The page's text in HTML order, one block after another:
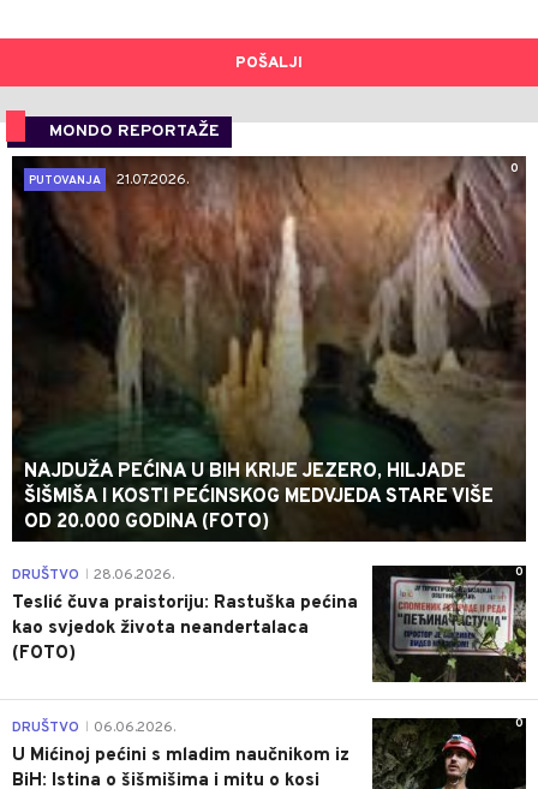
POŠALJI
MONDO REPORTAŽE
0
PUTOVANJA
21.07.2026.
NAJDUŽA PEĆINA U BIH KRIJE JEZERO, HILJADE
ŠIŠMIŠA I KOSTI PEĆINSKOG MEDVJEDA STARE VIŠE
OD 20.000 GODINA (FOTO)
0
DRUŠTVO 28.06.2026.
Teslić čuva praistoriju: Rastuška pećina
kao svjedok života neandertalaca
(FOTO)
0
DRUŠTVO 06.06.2026.
U Mićinoj pećini s mladim naučnikom iz
BiH: Istina o šišmišima i mitu o kosi